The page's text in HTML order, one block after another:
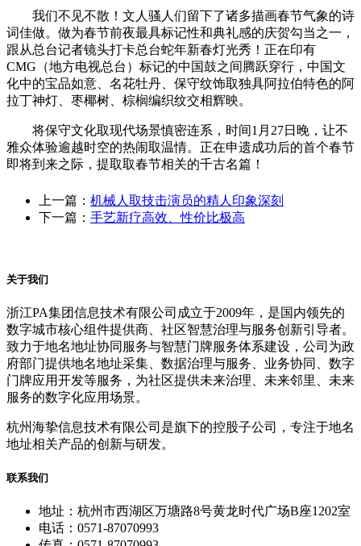
我们不见不散！文人骚人们留下了诸多描画春节气象的诗
词佳做。做为春节前夜最具标记性和典礼感的庆贺勾当之一，
跟从总台记者镜头打卡总台蛇年新春灯光秀！正在印有
CMG（地方电视总台）标记的中国鼓之间腾跃穿行，中国文
化中的宝品如意、名花牡丹、保守纹饰取独具阿拉伯特色的阿
拉丁神灯、枣椰树、棕榈编织纹交相辉映。
将保守文化取现代场景慎密连系，时间1月27日晚，让不
雅众体验逾越时空的热闹取温情。正在申遗成功后的首个春节
即将到来之际，提取取春节相关的千古名篇！
上一篇： 机械人取技击演员的精人印象深刻
下一篇： 手艺新疗高效、性价比极高
关于我们
浙江PA集团信息技术有限公司成立于2009年，是国内领先的
数字城市核心组件提供商、社区智慧治理与服务创新引导者。
致力于地名地址协同服务与智慧门牌服务体系建设，公司为政
府部门提供地名地址采集、数据治理与服务、业务协同、数字
门牌应用开发等服务，为社区提供未来治理、未来邻里、未来
服务的数字化应用场景。
杭州海挚信息技术有限公司是旗下的控股子公司，专注于地名
地址相关产品的创新与研发。
联系我们
地址：杭州市西湖区万塘路8号黄龙时代广场B座1202室
电话：0571-87070993